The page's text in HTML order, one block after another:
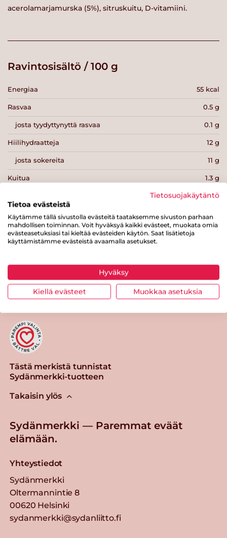
acerolamarjamurska (5%), sitruskuitu, D-vitamiini.
Ravintosisältö / 100 g
Energiaa 55 kcal
Rasvaa 0.5 g
josta tyydyttynyttä rasvaa 0.1 g
Hiilihydraatteja 12 g
josta sokereita 11 g
Kuitua 1.3 g
0.6 g
Suolaa
Jaa tuote
Tästä merkistä tunnistat
Sydänmerkki-tuotteen
Takaisin ylös
Sydänmerkki — Paremmat eväät
elämään.
Yhteystiedot
Sydänmerkki
Oltermannintie 8
00620 Helsinki
sydanmerkki@sydanliitto.fi
Tietosuojakäytäntö
Tietoa evästeistä
Käytämme tällä sivustolla evästeitä taataksemme sivuston parhaan
mahdollisen toiminnan. Voit hyväksyä kaikki evästeet, muokata omia
evästeasetuksiasi tai kieltää evästeiden käytön. Saat lisätietoja
käyttämistämme evästeistä avaamalla asetukset.
Hyväksy
Kiellä evästeet Muokkaa asetuksia